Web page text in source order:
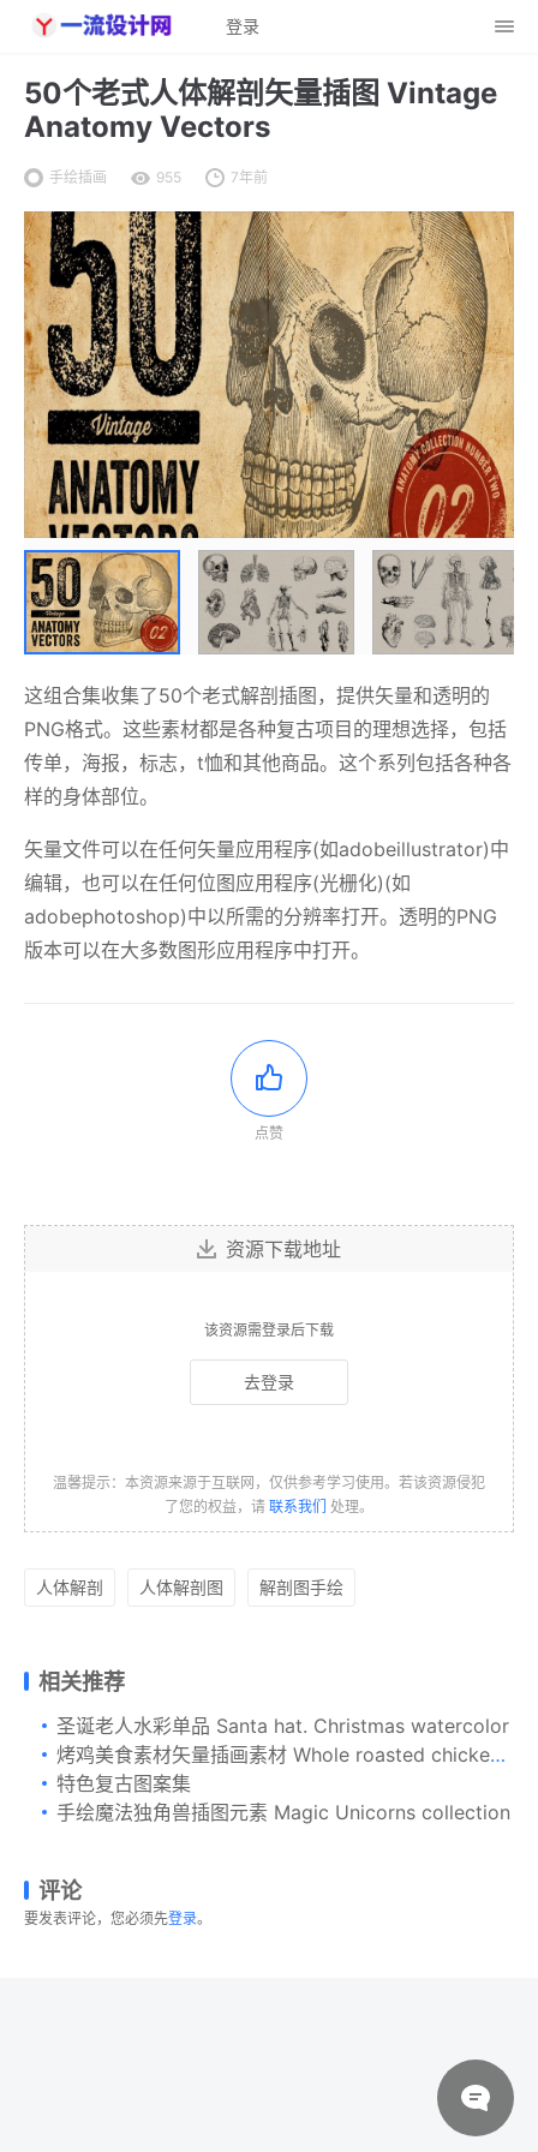
登录
50个老式人体解剖矢量插图 Vintage
Anatomy Vectors
手绘插画 955 7年前
这组合集收集了50个老式解剖插图，提供矢量和透明的
PNG格式。这些素材都是各种复古项目的理想选择，包括
传单，海报，标志，t恤和其他商品。这个系列包括各种各
样的身体部位。
矢量文件可以在任何矢量应用程序(如adobeillustrator)中
编辑，也可以在任何位图应用程序(光栅化)(如
adobephotoshop)中以所需的分辨率打开。透明的PNG
版本可以在大多数图形应用程序中打开。
点赞
资源下载地址
该资源需登录后下载
去登录
温馨提示：本资源来源于互联网，仅供参考学习使用。若该资源侵犯
了您的权益，请 联系我们 处理。
人体解剖 人体解剖图 解剖图手绘
相关推荐
圣诞老人水彩单品 Santa hat. Christmas watercolor
烤鸡美食素材矢量插画素材 Whole roasted chicken on wooden cutting board
特色复古图案集
手绘魔法独角兽插图元素 Magic Unicorns collection
评论
要发表评论，您必须先登录。